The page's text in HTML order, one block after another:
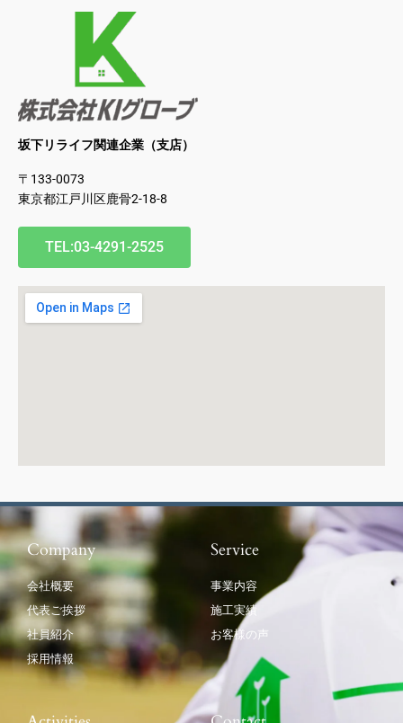
坂下リライフ関連企業（支店）
〒133-0073
東京都江戸川区鹿骨2-18-8
TEL:03-4291-2525
Company
会社概要
代表ご挨拶
社員紹介
採用情報
Service
事業内容
施工実績
お客様の声